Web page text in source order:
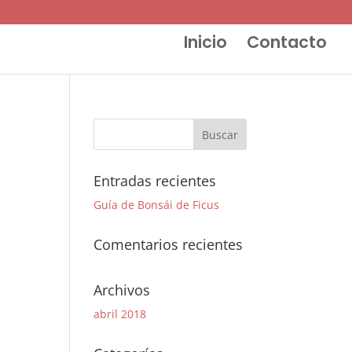
Inicio Contacto
Entradas recientes
Guía de Bonsái de Ficus
Comentarios recientes
Archivos
abril 2018